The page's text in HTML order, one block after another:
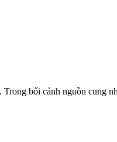
bối cảnh nguồn cung